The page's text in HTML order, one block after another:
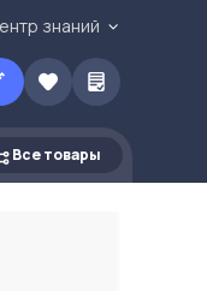
знаний
Все товары